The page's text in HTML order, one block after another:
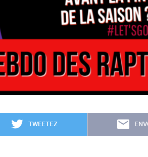
TWEETEZ